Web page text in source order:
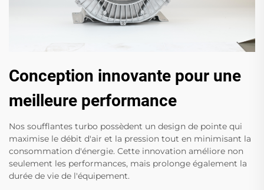
Conception innovante pour une
meilleure performance
Nos soufflantes turbo possèdent un design de pointe qui
maximise le débit d'air et la pression tout en minimisant la
consommation d'énergie. Cette innovation améliore non
seulement les performances, mais prolonge également la
durée de vie de l'équipement.